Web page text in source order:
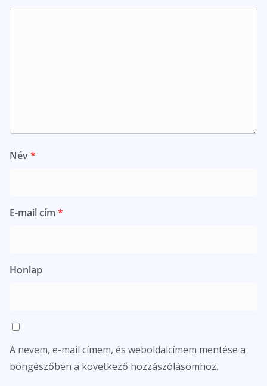
Név*
E-mail cím *
Honlap
A nevem, e-mail címem, és weboldalcímem mentése a
böngészőben a következő hozzászólásomhoz.